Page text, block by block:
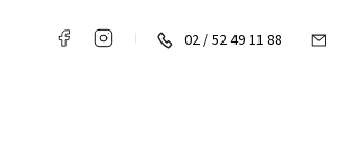
02 / 52 49 11 88